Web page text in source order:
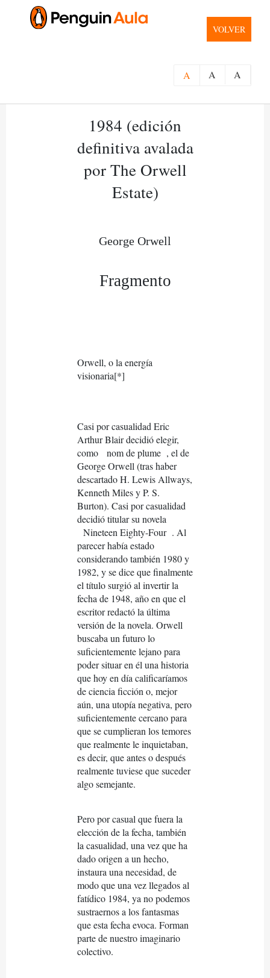
VOLVER
A A A
1984 (edición
definitiva avalada
por The Orwell
Estate)
George Orwell
Fragmento
Orwell, o la energía
visionaria[*]
Casi por casualidad Eric
Arthur Blair decidió elegir,
como
nom de plume , el de
George Orwell (tras haber
descartado H. Lewis Allways,
Kenneth Miles y P. S.
Burton). Casi por casualidad
decidió titular su novela
Nineteen Eighty-Four . Al
parecer había estado
considerando también 1980 y
1982, y se dice que finalmente
el título surgió al invertir la
fecha de 1948, año en que el
escritor redactó la última
versión de la novela. Orwell
buscaba un futuro lo
suficientemente lejano para
poder situar en él una historia
que hoy en día calificaríamos
de ciencia ficción o, mejor
aún, una utopía negativa, pero
suficientemente cercano para
que se cumplieran los temores
que realmente le inquietaban,
es decir, que antes o después
realmente tuviese que suceder
algo semejante.
Pero por casual que fuera la
elección de la fecha, también
la casualidad, una vez que ha
dado origen a un hecho,
instaura una necesidad, de
modo que una vez llegados al
fatídico 1984, ya no podemos
sustraernos a los fantasmas
que esta fecha evoca. Forman
parte de nuestro imaginario
colectivo.